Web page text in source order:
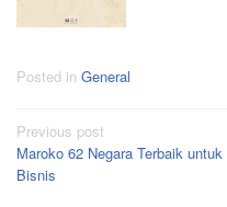
Posted in General
Post
navigation
Previous post
Maroko 62 Negara Terbaik untuk
Bisnis